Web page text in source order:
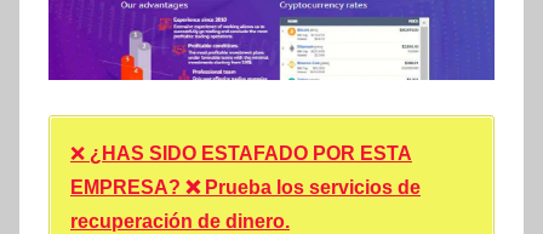
❌ ¿HAS SIDO ESTAFADO POR ESTA
EMPRESA? ❌ Prueba los servicios de
recuperación de dinero.